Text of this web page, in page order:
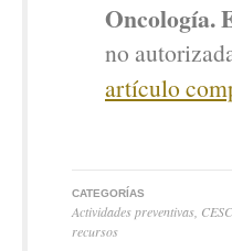
Oncología.
no
artículo
CATEGORÍAS
Actividades preventivas
recursos